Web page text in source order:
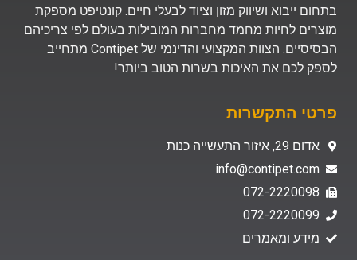
בתחום ייבוא ושיווק מזון וציוד לבעלי חיים. קונטיפט מספקת
מוצרים לחיות מחמד מחברות המובילות בעולם לפי צריכיהם
הבסיסיים. הצוות המקצועי והדינמי של Contipet מתחייב
לספק לכם את האיכות בשרות הטוב ביותר!
פרטי התקשרות
אדום 29, איזור התעשייה כנות
info@contipet.com
072-2220098
072-2220099
מידע ומאמרים